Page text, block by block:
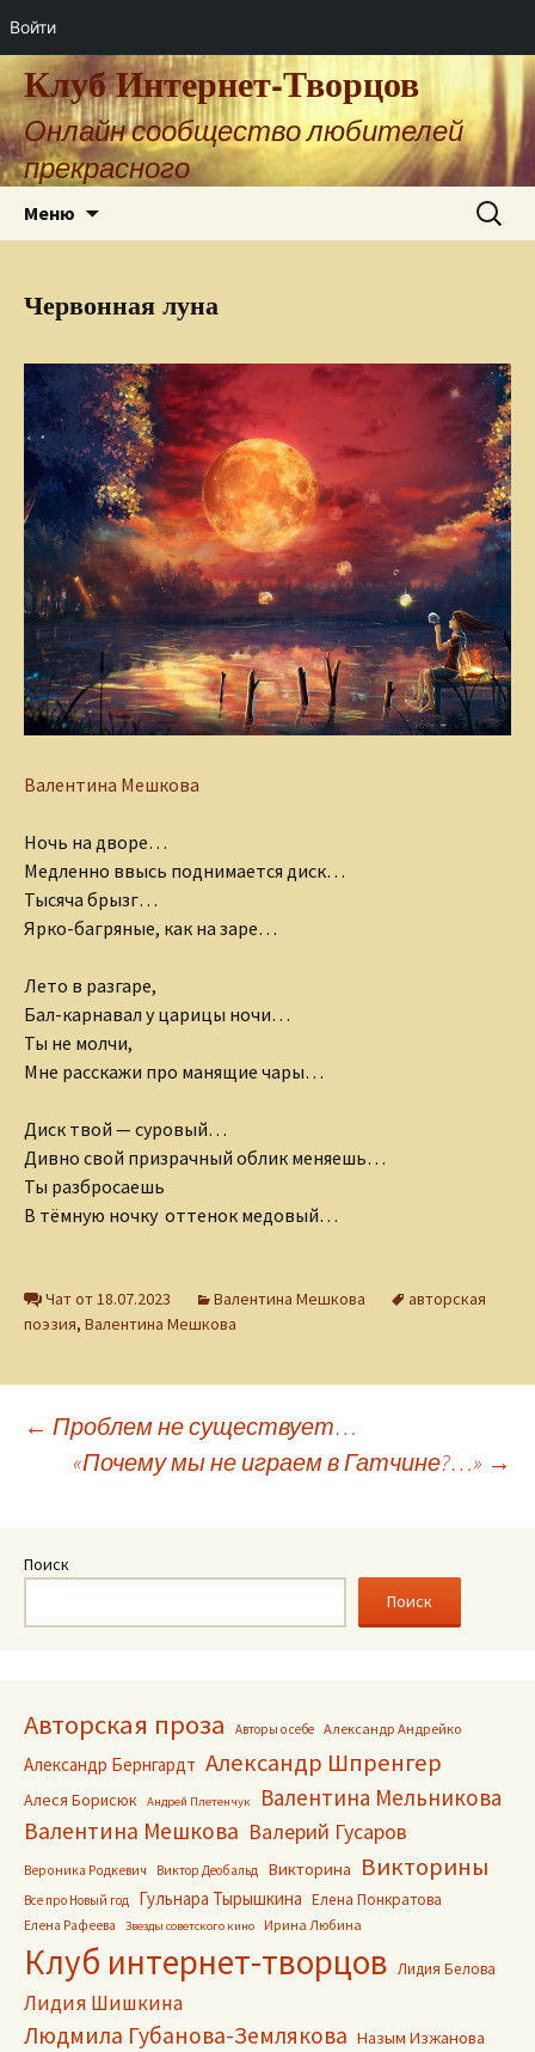
Войти
Клуб Интернет-Творцов
Онлайн сообщество любителей
прекрасного
Меню Найти:
Червонная луна
Валентина Мешкова
Ночь на дворе…
Медленно ввысь поднимается диск…
Тысяча брызг…
Ярко-багряные, как на заре…
Лето в разгаре,
Бал-карнавал у царицы ночи…
Ты не молчи,
Мне расскажи про манящие чары…
Диск твой — суровый…
Дивно свой призрачный облик меняешь…
Ты разбросаешь
В тёмную ночку оттенок медовый…
Чат от 18.07.2023 Валентина Мешкова
авторская
поэзия, Валентина Мешкова
Навигация
записям
← Проблем не существует…
«Почему мы не играем в Гатчине?…» →
Поиск
Поиск
Авторская проза Авторы о себе Александр Андрейко
Александр Бернгардт Александр Шпренгер
Алеся Борисюк Андрей Плетенчук
Валентина Мельникова
Валентина Мешкова Валерий Гусаров
Вероника Родкевич Виктор Деобальд Викторина Викторины
Все про Новый год Гульнара Тырышкина Елена Понкратова
Елена Рафеева Звезды советского кино Ирина Любина
Клуб интернет-творцов Лидия Белова
Лидия Шишкина
Людмила Губанова-Землякова Назым Изжанова